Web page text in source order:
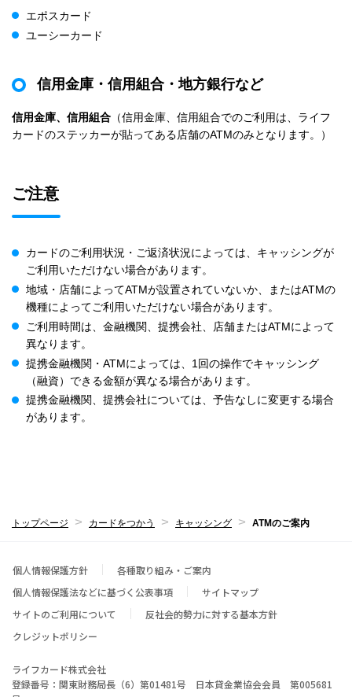
エポスカード
ユーシーカード
信用金庫・信用組合・地方銀行など
信用金庫、信用組合 （信用金庫、信用組合でのご利用は、ライフ
カードのステッカーが貼ってある店舗のATMのみとなります。）
ご注意
カードのご利用状況・ご返済状況によっては、キャッシングが
ご利用いただけない場合があります。
地域・店舗によってATMが設置されていないか、またはATMの
機種によってご利用いただけない場合があります。
ご利用時間は、金融機関、提携会社、店舗またはATMによって
異なります。
提携金融機関・ATMによっては、1回の操作でキャッシング
（融資）できる金額が異なる場合があります。
提携金融機関、提携会社については、予告なしに変更する場合
があります。
トップページ カードをつかう キャッシング ATMのご案内
個人情報保護方針
各種取り組み・ご案内
個人情報保護法などに基づく公表事項
サイトマップ
サイトのご利用について
反社会的勢力に対する基本方針
クレジットポリシー
ライフカード株式会社
登録番号：関東財務局長（6）第01481号 日本貸金業協会会員 第005681